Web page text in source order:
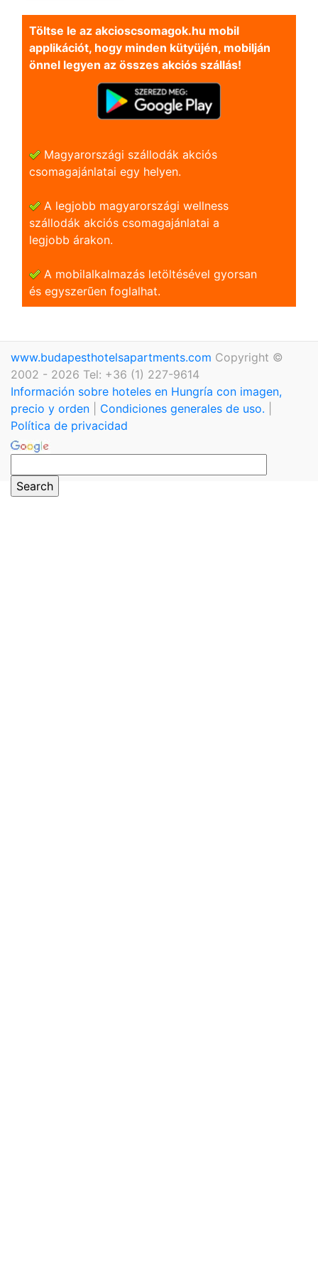
Töltse le az akcioscsomagok.hu mobil
applikációt, hogy minden kütyüjén, mobilján
önnel legyen az összes akciós szállás!
Magyarországi szállodák akciós
csomagajánlatai egy helyen.
A legjobb magyarországi wellness
szállodák akciós csomagajánlatai a
legjobb árakon.
A mobilalkalmazás letöltésével gyorsan
és egyszerũen foglalhat.
www.budapesthotelsapartments.com Copyright ©
2002 - 2026 Tel: +36 (1) 227-9614
Información sobre hoteles en Hungría con imagen,
precio y orden
Condiciones generales de uso.
Política de privacidad